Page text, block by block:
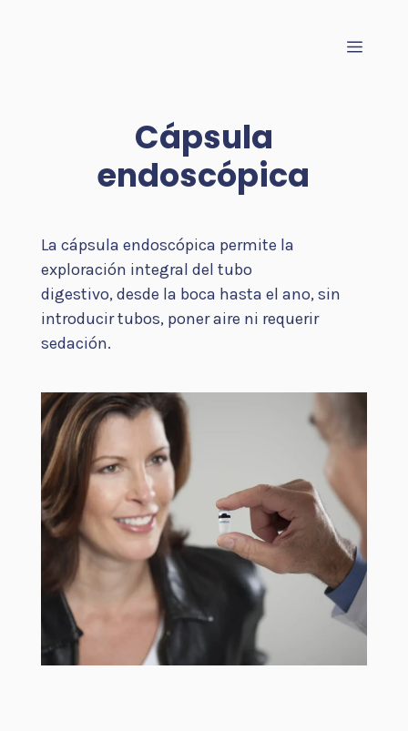
Menú
Cápsula
endoscópica
La cápsula endoscópica permite la
exploración integral del tubo
digestivo, desde la boca hasta el ano, sin
introducir tubos, poner aire ni requerir
sedación.